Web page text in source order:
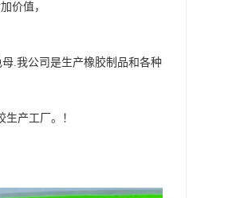
价值，
.我公司是生产橡胶制品和各种
产工厂。！